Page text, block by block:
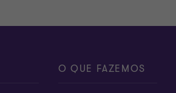
O QUE FAZEMOS